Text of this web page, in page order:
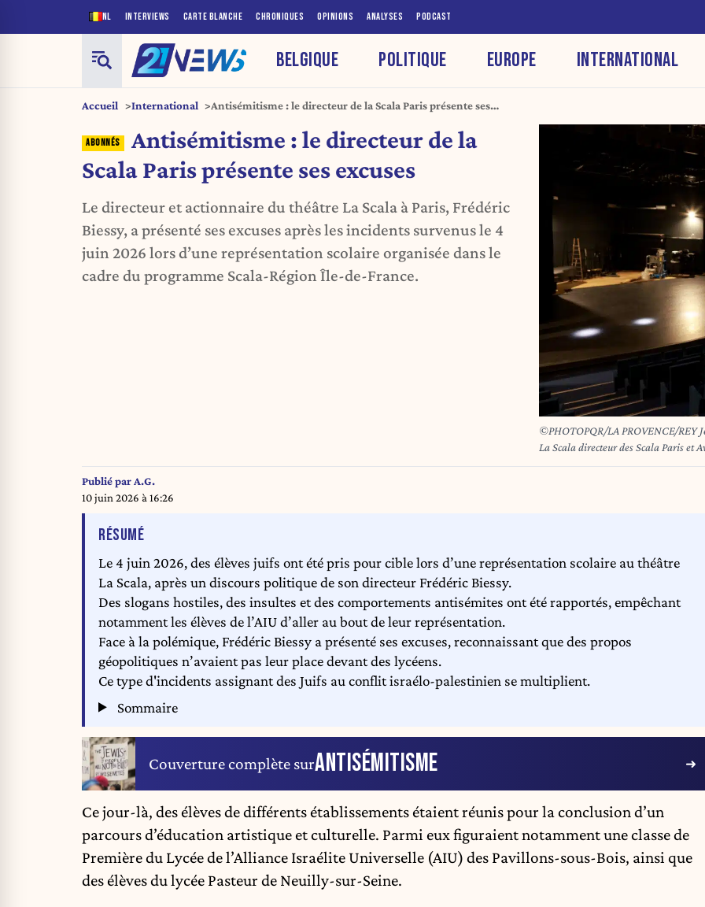
NL INTERVIEWS CARTE BLANCHE CHRONIQUES OPINIONS ANALYSES PODCAST
BELGIQUE POLITIQUE EUROPE INTERNATIONAL
Accueil International
Antisémitisme : le directeur de la Scala Paris présente ses
Antisémitisme : le directeur de la
Scala Paris présente ses excuses
Le directeur et actionnaire du théâtre La Scala à Paris, Frédéric
Biessy, a présenté ses excuses après les incidents survenus le 4
juin 2026 lors d’une représentation scolaire organisée dans le
cadre du programme Scala-Région Île-de-France.
©PHOTOPQR/LA PROVENCE/REY Jérôme ;
La Scala directeur des Scala Paris
Publié parA.G.
10 juin 2026 à 16:26
RÉSUMÉDE L'ARTICLE
Le 4 juin 2026, des élèves juifs ont été pris pour cible lors d’une représentation scolaire au théâtre
La Scala, après un discours politique de son directeur Frédéric Biessy.
Des slogans hostiles, des insultes et des comportements antisémites ont été rapportés, empêchant
notamment les élèves de l’AIU d’aller au bout de leur représentation.
Face à la polémique, Frédéric Biessy a présenté ses excuses, reconnaissant que des propos
géopolitiques n’avaient pas leur place devant des lycéens.
Ce type d'incidents assignant des Juifs au conflit israélo-palestinien se multiplient.
Sommaire
Couverture complète surANTISÉMITISME
Ce jour-là, des élèves de différents établissements étaient réunis pour la conclusion d’un
parcours d’éducation artistique et culturelle. Parmi eux figuraient notamment une classe de
Première du Lycée de l’Alliance Israélite Universelle (AIU) des Pavillons-sous-Bois, ainsi que
des élèves du lycée Pasteur de Neuilly-sur-Seine.